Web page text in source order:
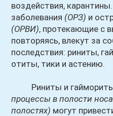
воздействия,
заболевания (ОРЗ) и
(ОРВИ), протекающие с
повторяясь, влекут за
последствия: риниты,
отиты, тики и астению.
Риниты и
процессы в полости
полостях) могут